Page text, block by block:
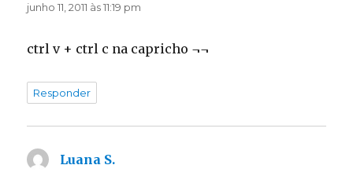
junho 11, 2011 às 11:19 pm
ctrl v + ctrl c na capricho ¬¬
Responder
Luana S.